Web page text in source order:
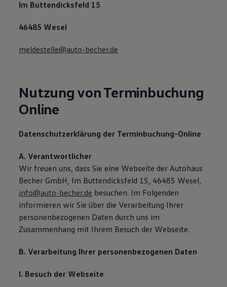
Im Buttendicksfeld 15
46485 Wesel
meldestelle@auto-becher.de
Nutzung von Terminbuchung
Online
Datenschutzerklärung der Terminbuchung-Online
A. Verantwortlicher
Wir freuen uns, dass Sie eine Webseite der Autohaus
Becher GmbH, Im Buttendicksfeld 15, 46485 Wesel,
info@auto-becher.de besuchen. Im Folgenden
informieren wir Sie über die Verarbeitung Ihrer
personenbezogenen Daten durch uns im
Zusammenhang mit Ihrem Besuch der Webseite.
B. Verarbeitung Ihrer personenbezogenen Daten
I. Besuch der Webseite